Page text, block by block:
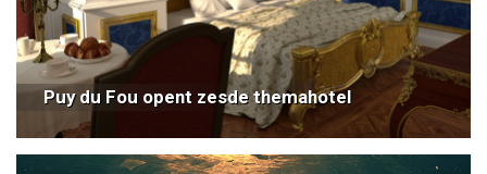
Puy du Fou opent zesde themahotel